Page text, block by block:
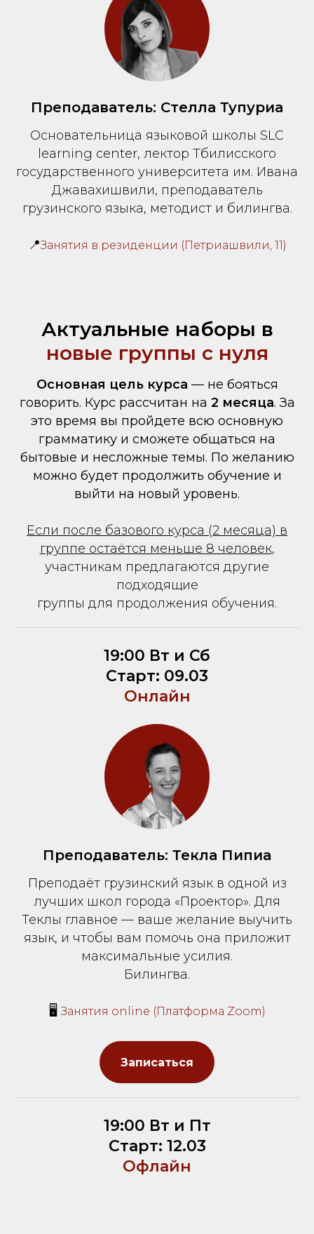
Преподаватель: Стелла Тупуриа
Основательница языковой школы SLC
learning center, лектор Тбилисского
государственного университета им. Ивана
Джавахишвили, преподаватель
грузинского языка, методист и билингва.
📍Занятия в резиденции (Петриашвили, 11)
Актуальные наборы в
новые группы с нуля
Основная цель курса — не бояться
говорить. Курс рассчитан на 2 месяца. За
это время вы пройдете всю основную
грамматику и сможете общаться на
бытовые и несложные темы. По желанию
можно будет продолжить обучение и
выйти на новый уровень.
Если после базового курса (2 месяца) в
группе остаётся меньше 8 человек,
участникам предлагаются другие
подходящие
группы для продолжения обучения.
19:00 Вт и Сб
Старт: 09.03
Онлайн
Преподаватель: Текла Пипиа
Преподаёт грузинский язык в одной из
лучших школ города «Проектор». Для
Теклы главное — ваше желание выучить
язык, и чтобы вам помочь она приложит
максимальные усилия.
Билингва.
🖥Занятия online (Платформа Zoom)
Записаться
19:00 Вт и Пт
Старт: 12.03
Офлайн